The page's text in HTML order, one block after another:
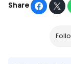
Share